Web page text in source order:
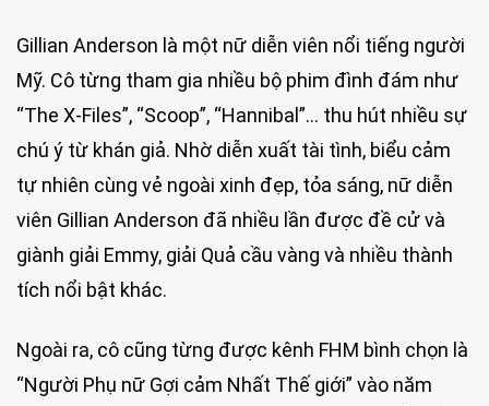
Gillian Anderson là một nữ diễn viên nổi tiếng người
Mỹ. Cô từng tham gia nhiều bộ phim đình đám như
“The X-Files”, “Scoop”, “Hannibal”… thu hút nhiều sự
chú ý từ khán giả. Nhờ diễn xuất tài tình, biểu cảm
tự nhiên cùng vẻ ngoài xinh đẹp, tỏa sáng, nữ diễn
viên Gillian Anderson đã nhiều lần được đề cử và
giành giải Emmy, giải Quả cầu vàng và nhiều thành
tích nổi bật khác.
Ngoài ra, cô cũng từng được kênh FHM bình chọn là
“Người Phụ nữ Gợi cảm Nhất Thế giới” vào năm